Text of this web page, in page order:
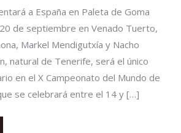
a España en Paleta de Goma
de septiembre en Venado Tuerto,
Markel Mendigutxía y Nacho
natural de Tenerife, será el único
en el X Campeonato del Mundo de
se celebrará entre el 14 y […]